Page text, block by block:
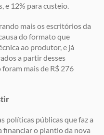
e 12% para custeio.
mais os escritórios da
do formato que
ao produtor, e já
a partir desses
mais de R$ 276
políticas públicas que faz a
financiar o plantio da nova